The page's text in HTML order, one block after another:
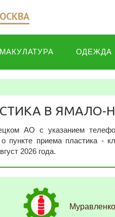
МАКУЛАТУРА ОДЕЖДА
В ЯМАЛО-
АО c указанием
пункте приема пластика -
2026 года.
Муравленко